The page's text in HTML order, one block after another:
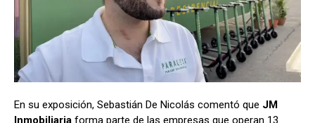
En su exposición, Sebastián De Nicolás comentó que JM
Inmobiliaria forma parte de las empresas que operan 13